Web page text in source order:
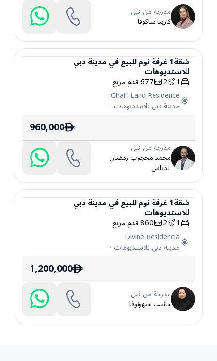
مدرجة من قبل
كارينا ساكوفا
شقة
شقة1غرفة نومللبيعفيمدينة دبي
للاستديوهات
1
2
677قدم مربع
Ghaff Land Residence
مدينة دبي للاستديوهات -
ê
960,000
مدرجة من قبل
محمد محجوب رمضان
الدياش
شقة
شقة1غرفة نومللبيعفيمدينة دبي
للاستديوهات
1
2
860قدم مربع
Divine Residencia
مدينة دبي للاستديوهات -
ê
1,200,000
مدرجة من قبل
جانيت جيهونوفا